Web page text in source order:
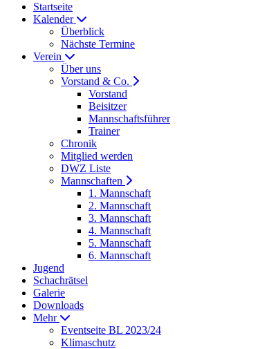
Startseite
Kalender
Überblick
Nächste Termine
Verein
Über uns
Vorstand & Co.
Vorstand
Beisitzer
Mannschaftsführer
Trainer
Chronik
Mitglied werden
DWZ Liste
Mannschaften
1. Mannschaft
2. Mannschaft
3. Mannschaft
4. Mannschaft
5. Mannschaft
6. Mannschaft
Jugend
Schachrätsel
Galerie
Downloads
Mehr
Eventseite BL 2023/24
Klimaschutz